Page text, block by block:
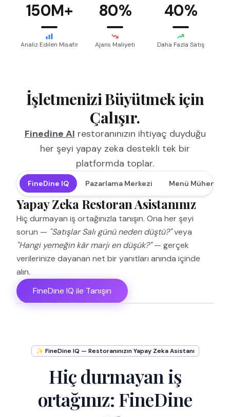
150M+
Analiz Edilen Misafir
80%
Ajans Maliyeti
40%
Daha Fazla Satış
İşletmenizi Büyütmek için
Çalışır.
Finedine AI restoranınızın ihtiyaç duyduğu
her şeyi yapay zeka destekli tek bir
platformda toplar.
FineDine IQ Pazarlama Merkezi Menü
Yapay Zeka Restoran Asistanınız
Hiç durmayan iş ortağınızla tanışın. Ona her şeyi
sorun — "Satışlar Salı günü neden düştü?"veya
"Hangi yemeğin kâr marjı en düşük?"— gerçek
verilerinize dayanan net bir yanıtları anında içinde
alın.
FineDine IQ ile Tanışın
✨ FineDine IQ — Restoranınızın Yapay Zeka Asistanı
Hiç durmayan iş
ortağınız: FineDine